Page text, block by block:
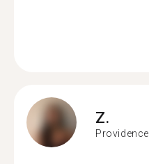
Z.
Providence